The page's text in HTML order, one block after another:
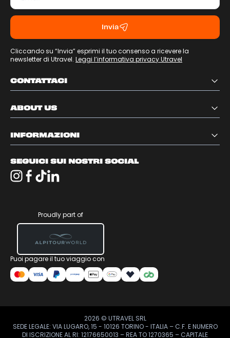
Invia
Cliccando su “Invia” esprimi il tuo consenso a ricevere la
newsletter di Utravel. Leggi l’informativa privacy Utravel
CONTATTACI
ABOUT US
INFORMAZIONI
SEGUICI SUI NOSTRI SOCIAL
Proudly part of
Puoi pagare il tuo viaggio con
2026 © UTRAVEL SRL
SEDE LEGALE: VIA LUGARO, 15 - 10126 TORINO - ITALIA – C.F. E NUMERO
DI ISCRIZIONE AL RI: 12176650013 – REA TO 1270365 – CAPITALE